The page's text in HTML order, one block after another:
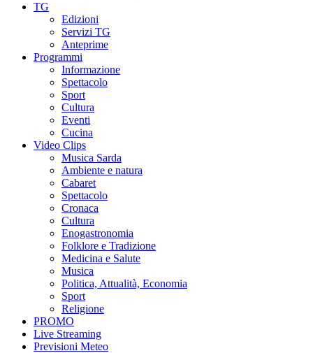
TG
Edizioni
Servizi TG
Anteprime
Programmi
Informazione
Spettacolo
Sport
Cultura
Eventi
Cucina
Video Clips
Musica Sarda
Ambiente e natura
Cabaret
Spettacolo
Cronaca
Cultura
Enogastronomia
Folklore e Tradizione
Medicina e Salute
Musica
Politica, Attualità, Economia
Sport
Religione
PROMO
Live Streaming
Previsioni Meteo